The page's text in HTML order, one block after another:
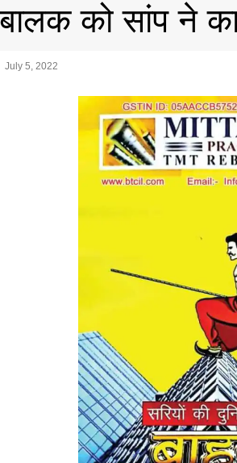
बालक को सांप ने
July 5, 2022